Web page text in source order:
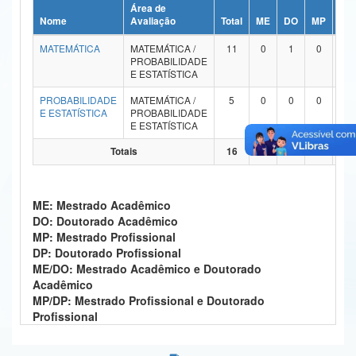
Ministério da Ciência, Tecnologia, Inovações e Comunicações
Ministério do Meio Ambiente
Ministério do Desenvolvimento Regional
Controladoria-Geral da União
Secretaria-Geral
Secretaria de Governo
Gabinete de Segurança Institucional
Advocacia-Geral da União
Nome
Área de
Avaliação
Total ME DO MP
MATEMÁTICA
MATEMÁTICA /
PROBABILIDADE
E ESTATÍSTICA
11 0 1 0
PROBABILIDADE
E ESTATÍSTICA
MATEMÁTICA /
PROBABILIDADE
E ESTATÍSTICA
5 0 0 0
Totais 16 0 1 0
ME: Mestrado Acadêmico
DO: Doutorado Acadêmico
MP: Mestrado Profissional
DP: Doutorado Profissional
ME/DO: Mestrado Acadêmico e Doutorado
Acadêmico
MP/DP: Mestrado Profissional e Doutorado
Profissional